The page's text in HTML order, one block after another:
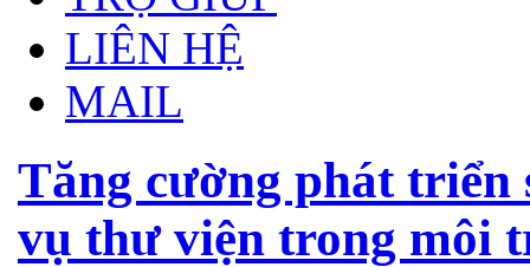
LIÊN HỆ
MAIL
Tăng cường phát triển
vụ thư viện trong môi